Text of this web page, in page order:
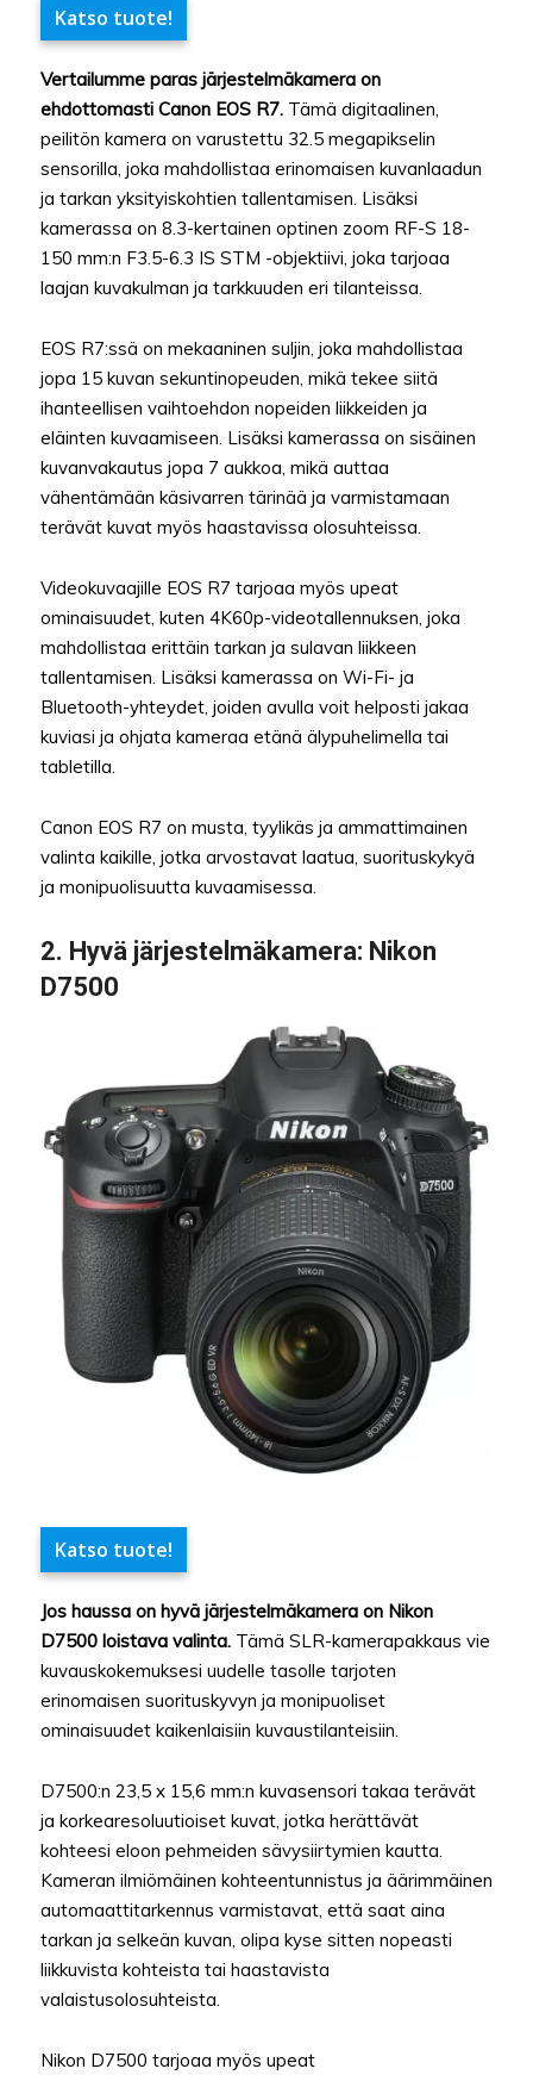
Katso tuote!
Vertailumme paras järjestelmäkamera on
ehdottomasti Canon EOS R7. Tämä digitaalinen,
peilitön kamera on varustettu 32.5 megapikselin
sensorilla, joka mahdollistaa erinomaisen kuvanlaadun
ja tarkan yksityiskohtien tallentamisen. Lisäksi
kamerassa on 8.3-kertainen optinen zoom RF-S 18-
150 mm:n F3.5-6.3 IS STM -objektiivi, joka tarjoaa
laajan kuvakulman ja tarkkuuden eri tilanteissa.
EOS R7:ssä on mekaaninen suljin, joka mahdollistaa
jopa 15 kuvan sekuntinopeuden, mikä tekee siitä
ihanteellisen vaihtoehdon nopeiden liikkeiden ja
eläinten kuvaamiseen. Lisäksi kamerassa on sisäinen
kuvanvakautus jopa 7 aukkoa, mikä auttaa
vähentämään käsivarren tärinää ja varmistamaan
terävät kuvat myös haastavissa olosuhteissa.
Videokuvaajille EOS R7 tarjoaa myös upeat
ominaisuudet, kuten 4K60p-videotallennuksen, joka
mahdollistaa erittäin tarkan ja sulavan liikkeen
tallentamisen. Lisäksi kamerassa on Wi-Fi- ja
Bluetooth-yhteydet, joiden avulla voit helposti jakaa
kuviasi ja ohjata kameraa etänä älypuhelimella tai
tabletilla.
Canon EOS R7 on musta, tyylikäs ja ammattimainen
valinta kaikille, jotka arvostavat laatua, suorituskykyä
ja monipuolisuutta kuvaamisessa.
2. Hyvä järjestelmäkamera: Nikon
D7500
Katso tuote!
Jos haussa on hyvä järjestelmäkamera on Nikon
D7500 loistava valinta. Tämä SLR-kamerapakkaus vie
kuvauskokemuksesi uudelle tasolle tarjoten
erinomaisen suorituskyvyn ja monipuoliset
ominaisuudet kaikenlaisiin kuvaustilanteisiin.
D7500:n 23,5 x 15,6 mm:n kuvasensori takaa terävät
ja korkearesoluutioiset kuvat, jotka herättävät
kohteesi eloon pehmeiden sävysiirtymien kautta.
Kameran ilmiömäinen kohteentunnistus ja äärimmäinen
automaattitarkennus varmistavat, että saat aina
tarkan ja selkeän kuvan, olipa kyse sitten nopeasti
liikkuvista kohteista tai haastavista
valaistusolosuhteista.
Nikon D7500 tarjoaa myös upeat